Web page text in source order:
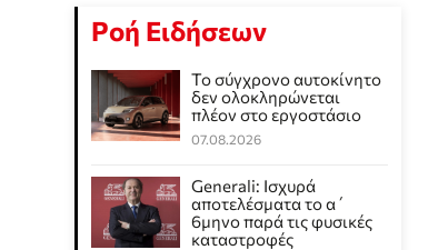
Ροή Ειδήσεων
Το σύγχρονο αυτοκίνητο
δεν ολοκληρώνεται
πλέον στο εργοστάσιο
07.08.2026
Generali: Ισχυρά
αποτελέσματα το α΄
6μηνο παρά τις φυσικές
καταστροφές